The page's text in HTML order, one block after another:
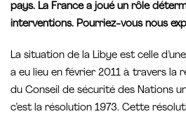
pays. La France a joué un rôle
interventions. Pourriez-vous nous
La situation de la Libye est celle
a eu lieu en février 2011 à travers la
du Conseil de sécurité des Nations
c’est la résolution 1973. Cette